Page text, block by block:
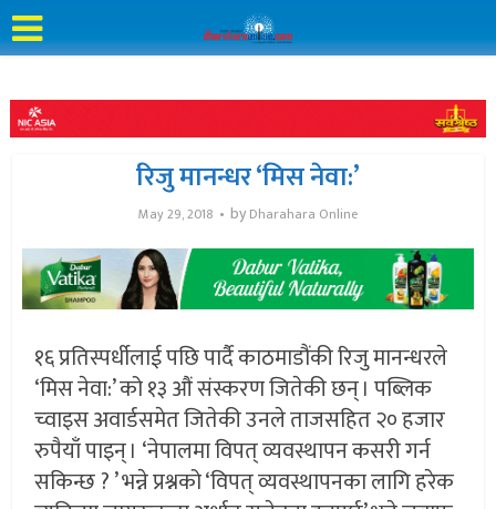
रिजु मानन्धर ‘मिस नेवा:’
May 29, 2018 by Dharahara Online
१६ प्रतिस्पर्धीलाई पछि पार्दै काठमाडौंकी रिजु मानन्धरले
‘मिस नेवा:’ को १३ औं संस्करण जितेकी छन् । पब्लिक
च्वाइस अवार्डसमेत जितेकी उनले ताजसहित २० हजार
रुपैयाँ पाइन् । ‘नेपालमा विपत् व्यवस्थापन कसरी गर्न
सकिन्छ ? ’ भन्ने प्रश्नको ‘विपत् व्यवस्थापनका लागि हरेक